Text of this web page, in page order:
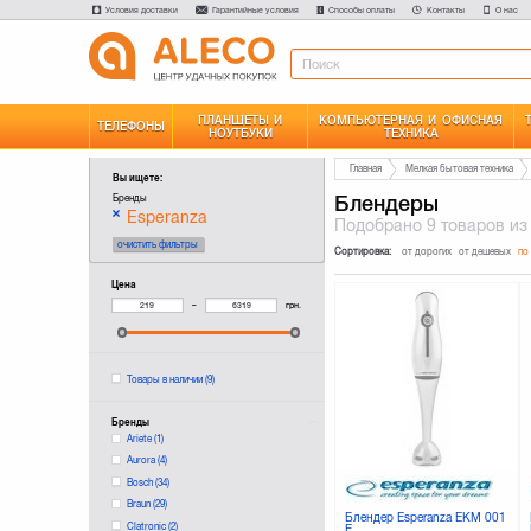
Условия доставки Гарантийные условия Способы оплаты Контакты О нас
ТЕЛЕФОНЫ
ПЛАНШЕТЫ И
НОУТБУКИ
КОМПЬЮТЕРНАЯ И ОФИСНАЯ
ТЕХНИКА
Вы ищете:
Бренды
Esperanza
очистить фильтры
Цена
– грн.
Товары в наличии(9)
Бренды
Ariete(1)
Aurora(4)
Bosch(34)
Braun(29)
Clatronic(2)
Главная Мелкая бытовая техника
Блендеры
Подобрано9 товаров
Сортировка: от дорогих от дешевых по
Блендер Esperanza EKM 001